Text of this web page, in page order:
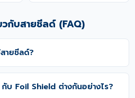
กับสายชีลด์ (FAQ)
ายชีลด์?
บ Foil Shield ต่างกันอย่างไร?